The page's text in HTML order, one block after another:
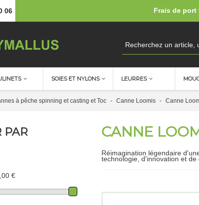
06 Frais de port
SOIES ET NYLONS LEURRES
à pêche spinning et casting et Toc - Canne Loomis - Canne
PAR
€
CANNE
Réimagination légendaire
technologie, d'innovation et